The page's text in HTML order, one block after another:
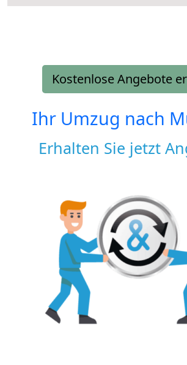
Kostenlose Angebote
Ihr Umzug nach
Erhalten Sie jetzt